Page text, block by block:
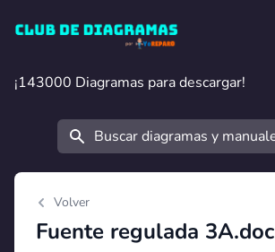
Club de Diagramas
¡143000 Diagramas para descargar!
¡143000 Diagramas para descargar!
Buscar
Volver
Fuente regulada 3A.doc